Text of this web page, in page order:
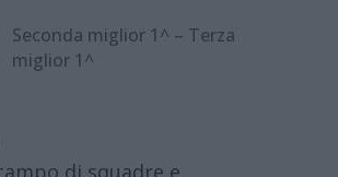
Seconda miglior 1^ – Terza
miglior 1^
di squadre e